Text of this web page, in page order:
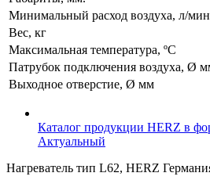
Минимальный расход воздуха, л/мин
Вес, кг
Максимальная температура, ºС
Патрубок подключения воздуха, Ø
Выходное отверстие, Ø мм
Каталог продукции HERZ в
Актуальный
Нагреватель тип L62, HERZ